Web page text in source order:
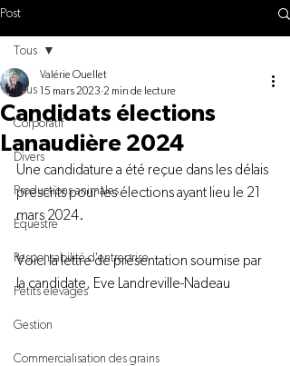
Post
Tous
Corporatif
Divers
Productions animales
Équestre
Responsabilité d'entreprise
Petits élevages
Gestion
Commercialisation des grains
Tous
Candidats élections
Lanaudière 2024
Valérie Ouellet
15 mars 2023 2 min de lecture
Une candidature a été reçue dans les délais
prescrits pour les élections ayant lieu le 21
mars 2024.
Voici la lettre de présentation soumise par
la candidate, Eve Landreville-Nadeau